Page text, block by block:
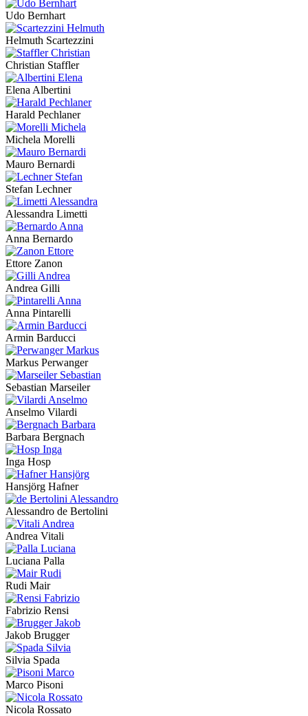
Udo Bernhart
Helmuth Scartezzini
Christian Staffler
Elena Albertini
Harald Pechlaner
Michela Morelli
Mauro Bernardi
Stefan Lechner
Alessandra Limetti
Anna Bernardo
Ettore Zanon
Andrea Gilli
Anna Pintarelli
Armin Barducci
Markus Perwanger
Sebastian Marseiler
Anselmo Vilardi
Barbara Bergnach
Inga Hosp
Hansjörg Hafner
Alessandro de Bertolini
Andrea Vitali
Luciana Palla
Rudi Mair
Fabrizio Rensi
Jakob Brugger
Silvia Spada
Marco Pisoni
Nicola Rossato